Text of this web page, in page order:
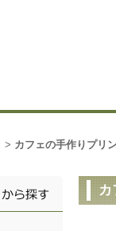
> カフェの手作りプリ
カ